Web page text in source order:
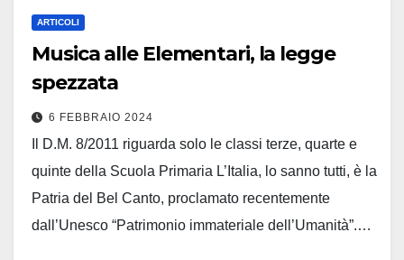
ARTICOLI
Musica alle Elementari, la legge
spezzata
6 FEBBRAIO 2024
Il D.M. 8/2011 riguarda solo le classi terze, quarte e
quinte della Scuola Primaria L’Italia, lo sanno tutti, è la
Patria del Bel Canto, proclamato recentemente
dall’Unesco “Patrimonio immateriale dell’Umanità”.…